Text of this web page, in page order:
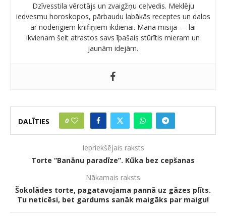
Dzīvesstila vērotājs un zvaigžņu ceļvedis. Meklēju
iedvesmu horoskopos, pārbaudu labākās receptes un dalos
ar noderīgiem knifiņiem ikdienai. Mana misija — lai
ikvienam šeit atrastos savs īpašais stūrītis mieram un
jaunām idejām.
DALĪTIES 0
Iepriekšējais raksts
Torte “Banānu paradīze”. Kūka bez cepšanas
Nākamais raksts
Šokolādes torte, pagatavojama pannā uz gāzes plīts.
Tu neticēsi, bet gardums sanāk maigāks par maigu!